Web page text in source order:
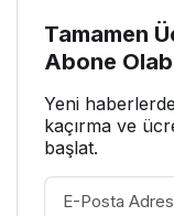
Tamamen
Abone
Yeni
kaçırma ve
başlat.